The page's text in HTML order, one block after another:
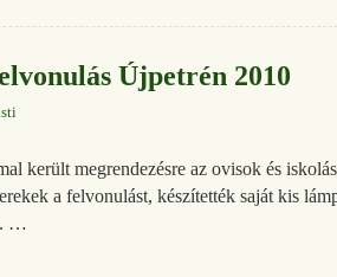
Újpetrén 2010
került megrendezésre az ovisok és
a felvonulást, készítették saját kis
…